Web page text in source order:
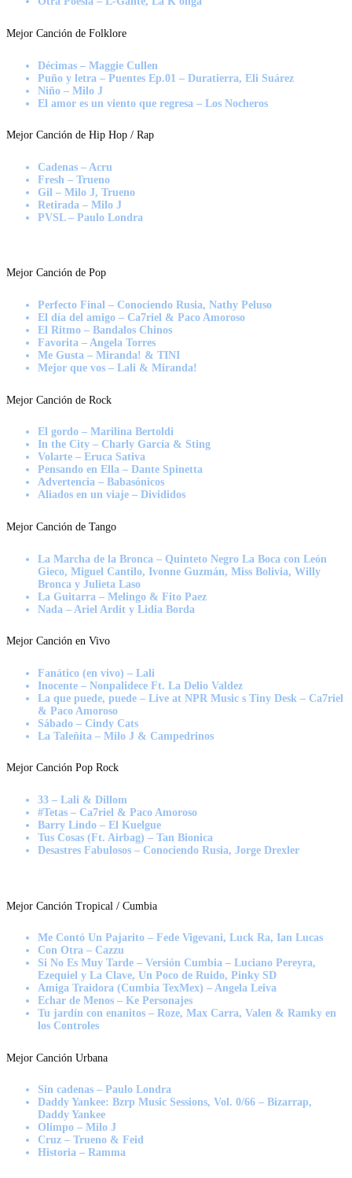
Mejor Canción de Folklore
Décimas – Maggie Cullen
Puño y letra – Puentes Ep.01 – Duratierra, Eli Suárez
Niño – Milo J
El amor es un viento que regresa – Los Nocheros
Mejor Canción de Hip Hop / Rap
Cadenas – Acru
Fresh – Trueno
Gil – Milo J, Trueno
Retirada – Milo J
PVSL – Paulo Londra
Mejor Canción de Pop
Perfecto Final – Conociendo Rusia, Nathy Peluso
El día del amigo – Ca7riel & Paco Amoroso
El Ritmo – Bandalos Chinos
Favorita – Angela Torres
Me Gusta – Miranda! & TINI
Mejor que vos – Lali & Miranda!
Mejor Canción de Rock
El gordo – Marilina Bertoldi
In the City – Charly García & Sting
Volarte – Eruca Sativa
Pensando en Ella – Dante Spinetta
Advertencia – Babasónicos
Aliados en un viaje – Divididos
Mejor Canción de Tango
La Marcha de la Bronca – Quinteto Negro La Boca con León
Gieco, Miguel Cantilo, Ivonne Guzmán, Miss Bolivia, Willy
Bronca y Julieta Laso
La Guitarra – Melingo & Fito Paez
Nada – Ariel Ardit y Lidia Borda
Mejor Canción en Vivo
Fanático (en vivo) – Lali
Inocente – Nonpalidece Ft. La Delio Valdez
La que puede, puede – Live at NPR Music s Tiny Desk – Ca7riel
& Paco Amoroso
Sábado – Cindy Cats
La Taleñita – Milo J & Campedrinos
Mejor Canción Pop Rock
33 – Lali & Dillom
#Tetas – Ca7riel & Paco Amoroso
Barry Lindo – El Kuelgue
Tus Cosas (Ft. Airbag) – Tan Bionica
Desastres Fabulosos – Conociendo Rusia, Jorge Drexler
Mejor Canción Tropical / Cumbia
Me Contó Un Pajarito – Fede Vigevani, Luck Ra, Ian Lucas
Con Otra – Cazzu
Si No Es Muy Tarde – Versión Cumbia – Luciano Pereyra,
Ezequiel y La Clave, Un Poco de Ruido, Pinky SD
Amiga Traidora (Cumbia TexMex) – Angela Leiva
Echar de Menos – Ke Personajes
Tu jardín con enanitos – Roze, Max Carra, Valen & Ramky en
los Controles
Mejor Canción Urbana
Sin cadenas – Paulo Londra
Daddy Yankee: Bzrp Music Sessions, Vol. 0/66 – Bizarrap,
Daddy Yankee
Olimpo – Milo J
Cruz – Trueno & Feid
Historia – Ramma